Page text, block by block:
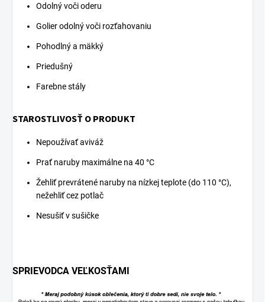
Odolný voči oderu
Golier odolný voči rozťahovaniu
Pohodlný a mäkký
Priedušný
Farebne stály
STAROSTLIVOSŤ O PRODUKT
Nepoužívať aviváž
Prať naruby maximálne na 40 °C
Žehliť prevrátené naruby na nízkej teplote (do 110 °C),
nežehliť cez potlač
Nesušiť v sušičke
SPRIEVODCA VEĽKOSŤAMI